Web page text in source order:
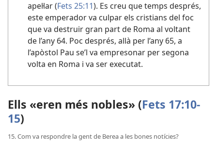
apel·lar (Fets 25:11). Es creu que temps després,
este emperador va culpar els cristians del foc
que va destruir gran part de Roma al voltant
de l’any 64. Poc després, allà per l’any 65, a
l’apòstol Pau se’l va empresonar per segona
volta en Roma i va ser executat.
Ells «eren més nobles» (Fets 17:10-
15)
15. Com va respondre la gent de Berea a les bones notícies?